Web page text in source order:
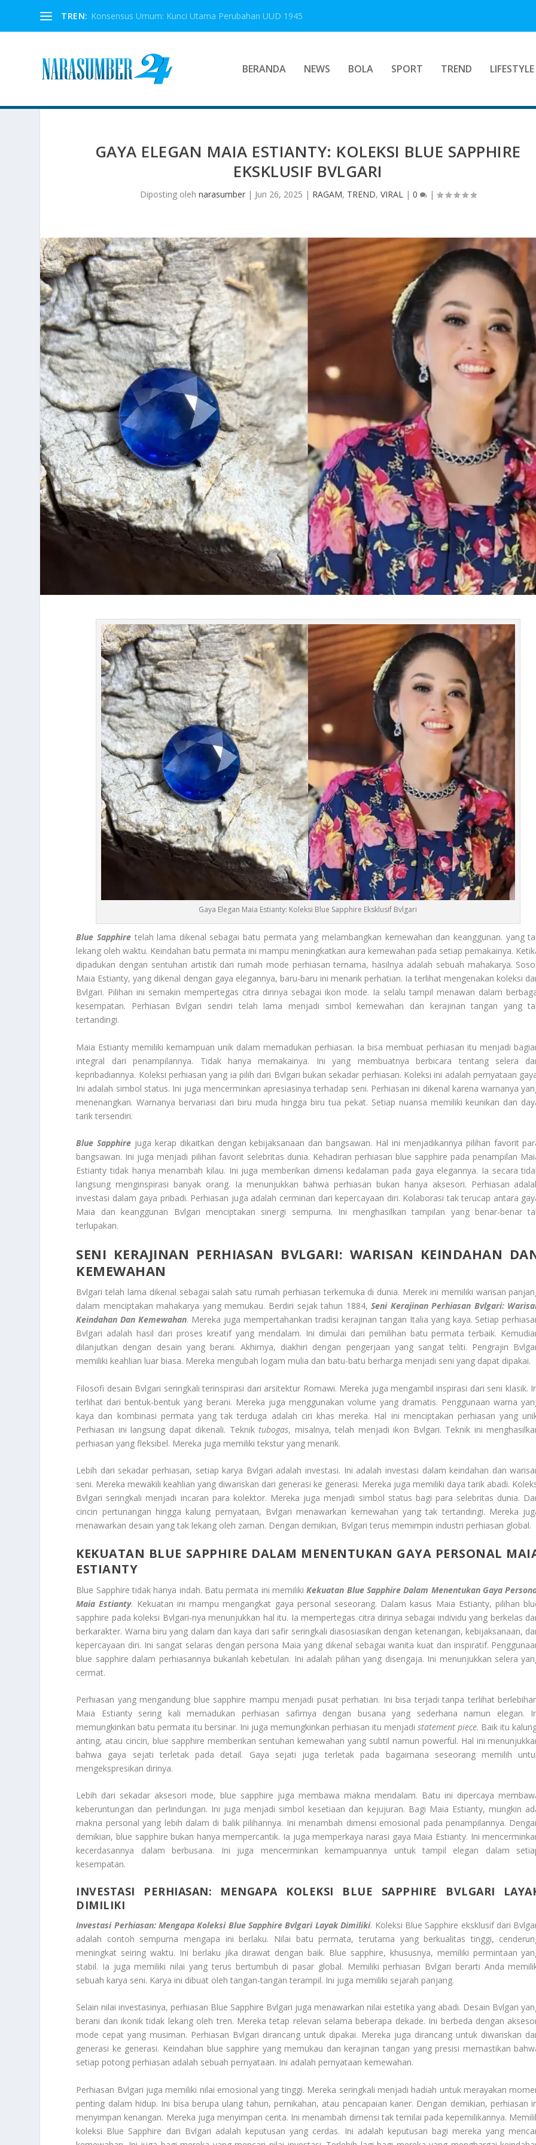
TREN: Konsensus Umum: Kunci Utama Perubahan UUD 1945
BERANDA NEWS BOLA SPORT TREND LIFESTYLE
GAYA ELEGAN MAIA ESTIANTY: KOLEKSI BLUE SAPPHIRE
EKSKLUSIF BVLGARI
Diposting oleh narasumber| Jun 26, 2025 | RAGAM, TREND, VIRAL| 0 |
Gaya Elegan Maia Estianty: Koleksi Blue Sapphire Eksklusif Bvlgari
Blue Sapphiretelah lama dikenal sebagai batu permata yang melambangkan kemewahan dan keanggunan. yang
lekang oleh waktu. Keindahan batu permata ini mampu meningkatkan aura kemewahan pada setiap pemakainya.
dipadukan dengan sentuhan artistik dari rumah mode perhiasan ternama, hasilnya adalah sebuah mahakarya.
Maia Estianty, yang dikenal dengan gaya elegannya, baru-baru ini menarik perhatian. Ia terlihat mengenakan koleksi
Bvlgari. Pilihan ini semakin mempertegas citra dirinya sebagai ikon mode. Ia selalu tampil menawan dalam
kesempatan. Perhiasan Bvlgari sendiri telah lama menjadi simbol kemewahan dan kerajinan tangan yang
tertandingi.
Maia Estianty memiliki kemampuan unik dalam memadukan perhiasan. Ia bisa membuat perhiasan itu menjadi
integral dari penampilannya. Tidak hanya memakainya. Ini yang membuatnya berbicara tentang selera
kepribadiannya. Koleksi perhiasan yang ia pilih dari Bvlgari bukan sekadar perhiasan. Koleksi ini adalah pernyataan
Ini adalah simbol status. Ini juga mencerminkan apresiasinya terhadap seni. Perhiasan ini dikenal karena warnanya
menenangkan. Warnanya bervariasi dari biru muda hingga biru tua pekat. Setiap nuansa memiliki keunikan dan
tarik tersendiri.
Blue Sapphire juga kerap dikaitkan dengan kebijaksanaan dan bangsawan. Hal ini menjadikannya pilihan favorit
bangsawan. Ini juga menjadi pilihan favorit selebritas dunia. Kehadiran perhiasan blue sapphire pada penampilan
Estianty tidak hanya menambah kilau. Ini juga memberikan dimensi kedalaman pada gaya elegannya. Ia secara
langsung menginspirasi banyak orang. Ia menunjukkan bahwa perhiasan bukan hanya aksesori. Perhiasan
investasi dalam gaya pribadi. Perhiasan juga adalah cerminan dari kepercayaan diri. Kolaborasi tak terucap antara
Maia dan keanggunan Bvlgari menciptakan sinergi sempurna. Ini menghasilkan tampilan yang benar-benar
terlupakan.
SENI KERAJINAN PERHIASAN BVLGARI: WARISAN KEINDAHAN
KEMEWAHAN
Bvlgari telah lama dikenal sebagai salah satu rumah perhiasan terkemuka di dunia. Merek ini memiliki warisan
dalam menciptakan mahakarya yang memukau. Berdiri sejak tahun 1884,Seni Kerajinan Perhiasan Bvlgari:
Keindahan Dan Kemewahan. Mereka juga mempertahankan tradisi kerajinan tangan Italia yang kaya. Setiap
Bvlgari adalah hasil dari proses kreatif yang mendalam. Ini dimulai dari pemilihan batu permata terbaik.
dilanjutkan dengan desain yang berani. Akhirnya, diakhiri dengan pengerjaan yang sangat teliti. Pengrajin
memiliki keahlian luar biasa. Mereka mengubah logam mulia dan batu-batu berharga menjadi seni yang dapat dipakai.
Filosofi desain Bvlgari seringkali terinspirasi dari arsitektur Romawi. Mereka juga mengambil inspirasi dari seni klasik.
terlihat dari bentuk-bentuk yang berani. Mereka juga menggunakan volume yang dramatis. Penggunaan warna
kaya dan kombinasi permata yang tak terduga adalah ciri khas mereka. Hal ini menciptakan perhiasan yang
Perhiasan ini langsung dapat dikenali. Tekniktubogas, misalnya, telah menjadi ikon Bvlgari. Teknik ini
perhiasan yang fleksibel. Mereka juga memiliki tekstur yang menarik.
Lebih dari sekadar perhiasan, setiap karya Bvlgari adalah investasi. Ini adalah investasi dalam keindahan dan
seni. Mereka mewakili keahlian yang diwariskan dari generasi ke generasi. Mereka juga memiliki daya tarik abadi.
Bvlgari seringkali menjadi incaran para kolektor. Mereka juga menjadi simbol status bagi para selebritas dunia.
cincin pertunangan hingga kalung pernyataan, Bvlgari menawarkan kemewahan yang tak tertandingi. Mereka
menawarkan desain yang tak lekang oleh zaman. Dengan demikian, Bvlgari terus memimpin industri perhiasan global.
KEKUATAN BLUE SAPPHIRE DALAM MENENTUKAN GAYA PERSONAL
ESTIANTY
Blue Sapphire tidak hanya indah. Batu permata ini memilikiKekuatan Blue Sapphire Dalam Menentukan Gaya
Maia Estianty. Kekuatan ini mampu mengangkat gaya personal seseorang. Dalam kasus Maia Estianty, pilihan
sapphire pada koleksi Bvlgari-nya menunjukkan hal itu. Ia mempertegas citra dirinya sebagai individu yang berkelas
berkarakter. Warna biru yang dalam dan kaya dari safir seringkali diasosiasikan dengan ketenangan, kebijaksanaan,
kepercayaan diri. Ini sangat selaras dengan persona Maia yang dikenal sebagai wanita kuat dan inspiratif.
blue sapphire dalam perhiasannya bukanlah kebetulan. Ini adalah pilihan yang disengaja. Ini menunjukkan selera
cermat.
Perhiasan yang mengandung blue sapphire mampu menjadi pusat perhatian. Ini bisa terjadi tanpa terlihat
Maia Estianty sering kali memadukan perhiasan safirnya dengan busana yang sederhana namun elegan.
memungkinkan batu permata itu bersinar. Ini juga memungkinkan perhiasan itu menjadistatement piece. Baik itu
anting, atau cincin, blue sapphire memberikan sentuhan kemewahan yang subtil namun powerful. Hal ini
bahwa gaya sejati terletak pada detail. Gaya sejati juga terletak pada bagaimana seseorang memilih
mengekspresikan dirinya.
Lebih dari sekadar aksesori mode, blue sapphire juga membawa makna mendalam. Batu ini dipercaya
keberuntungan dan perlindungan. Ini juga menjadi simbol kesetiaan dan kejujuran. Bagi Maia Estianty, mungkin
makna personal yang lebih dalam di balik pilihannya. Ini menambah dimensi emosional pada penampilannya.
demikian, blue sapphire bukan hanya mempercantik. Ia juga memperkaya narasi gaya Maia Estianty. Ini
kecerdasannya dalam berbusana. Ini juga mencerminkan kemampuannya untuk tampil elegan dalam
kesempatan.
INVESTASI PERHIASAN: MENGAPA KOLEKSI BLUE SAPPHIRE BVLGARI
DIMILIKI
Investasi Perhiasan: Mengapa Koleksi Blue Sapphire Bvlgari Layak Dimiliki. Koleksi Blue Sapphire eksklusif dari
adalah contoh sempurna mengapa ini berlaku. Nilai batu permata, terutama yang berkualitas tinggi,
meningkat seiring waktu. Ini berlaku jika dirawat dengan baik. Blue sapphire, khususnya, memiliki permintaan
stabil. Ia juga memiliki nilai yang terus bertumbuh di pasar global. Memiliki perhiasan Bvlgari berarti Anda
sebuah karya seni. Karya ini dibuat oleh tangan-tangan terampil. Ini juga memiliki sejarah panjang.
Selain nilai investasinya, perhiasan Blue Sapphire Bvlgari juga menawarkan nilai estetika yang abadi. Desain Bvlgari
berani dan ikonik tidak lekang oleh tren. Mereka tetap relevan selama beberapa dekade. Ini berbeda dengan
mode cepat yang musiman. Perhiasan Bvlgari dirancang untuk dipakai. Mereka juga dirancang untuk diwariskan
generasi ke generasi. Keindahan blue sapphire yang memukau dan kerajinan tangan yang presisi memastikan
setiap potong perhiasan adalah sebuah pernyataan. Ini adalah pernyataan kemewahan.
Perhiasan Bvlgari juga memiliki nilai emosional yang tinggi. Mereka seringkali menjadi hadiah untuk merayakan
penting dalam hidup. Ini bisa berupa ulang tahun, pernikahan, atau pencapaian karier. Dengan demikian, perhiasan
menyimpan kenangan. Mereka juga menyimpan cerita. Ini menambah dimensi tak ternilai pada kepemilikannya.
koleksi Blue Sapphire dari Bvlgari adalah keputusan yang cerdas. Ini adalah keputusan bagi mereka yang